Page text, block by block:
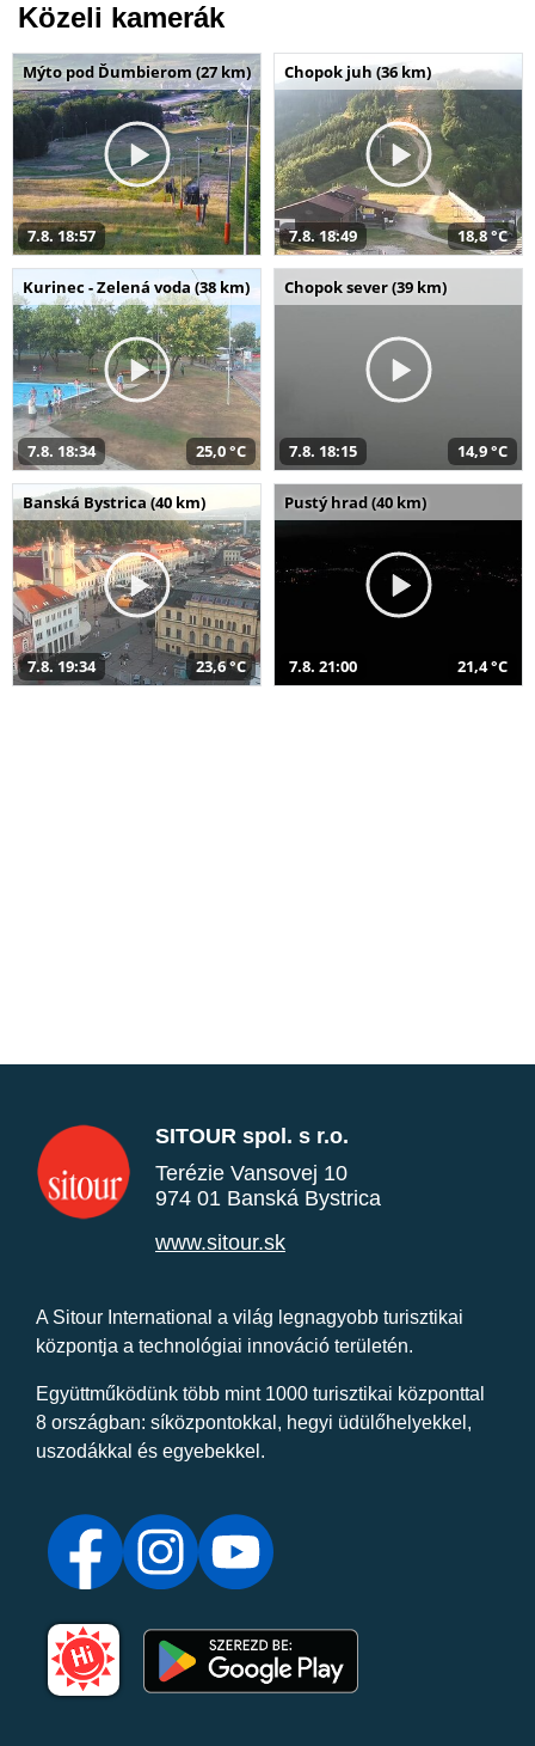
Közeli kamerák
Mýto pod Ďumbierom (27 km)
7.8. 18:57
Chopok juh (36 km)
7.8. 18:49 18,8 °C
Kurinec - Zelená voda (38 km)
7.8. 18:34 25,0 °C
Chopok sever (39 km)
7.8. 18:15 14,9 °C
Banská Bystrica (40 km)
7.8. 19:34 23,6 °C
Pustý hrad (40 km)
7.8. 21:00 21,4 °C
SITOUR spol. s r.o.
Terézie Vansovej 10
974 01 Banská Bystrica
www.sitour.sk
A Sitour International a világ legnagyobb turisztikai
központja a technológiai innováció területén.
Együttműködünk több mint 1000 turisztikai központtal
8 országban: síközpontokkal, hegyi üdülőhelyekkel,
uszodákkal és egyebekkel.